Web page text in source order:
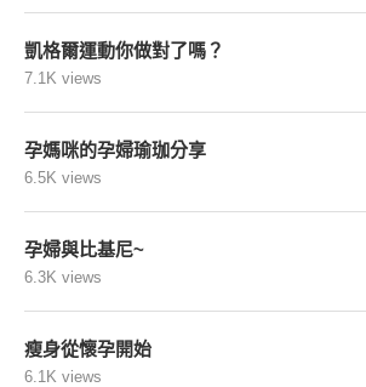
凱格爾運動你做對了嗎？
7.1K views
孕媽咪的孕婦瑜珈分享
6.5K views
孕婦與比基尼~
6.3K views
瘦身從懷孕開始
6.1K views